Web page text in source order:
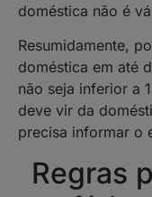
doméstica não é
Resumidamente,
doméstica em até
não seja inferior a
deve vir da
precisa informar o
Regras